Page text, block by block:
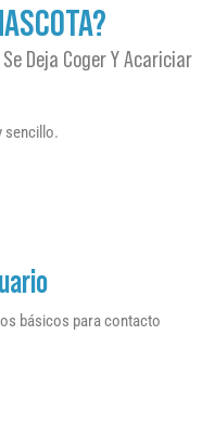
Deja Coger Y Acariciar
sencillo.
básicos para contacto